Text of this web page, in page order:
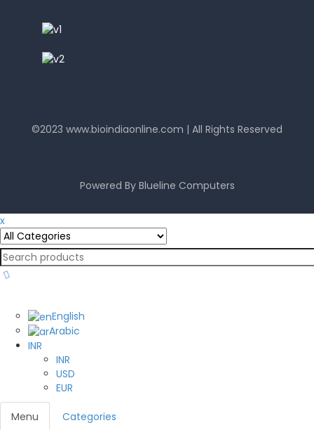
©2023 www.bioindiaonline.com | All Rights Reserved
Powered By Blueline Computers
x
English
Arabic
INR
INR
USD
EUR
Menu Categories